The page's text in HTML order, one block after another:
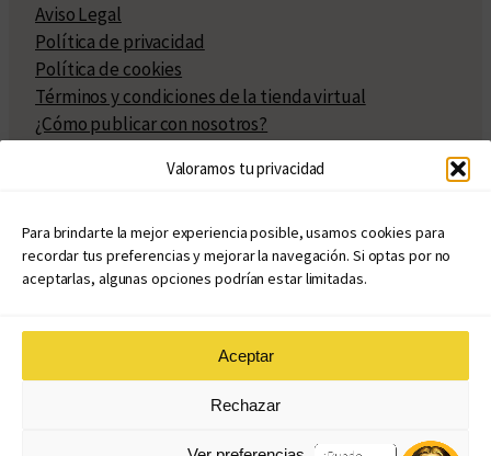
Valoramos tu privacidad
Para brindarte la mejor experiencia posible, usamos cookies para
recordar tus preferencias y mejorar la navegación. Si optas por no
aceptarlas, algunas opciones podrían estar limitadas.
Aceptar
Rechazar
Aviso Legal
Política de privacidad
Política de cookies
Términos y condiciones de la tienda virtual
¿Cómo publicar con nosotros?
Políticas de publicación
Políticas de coedición
Atribuciones